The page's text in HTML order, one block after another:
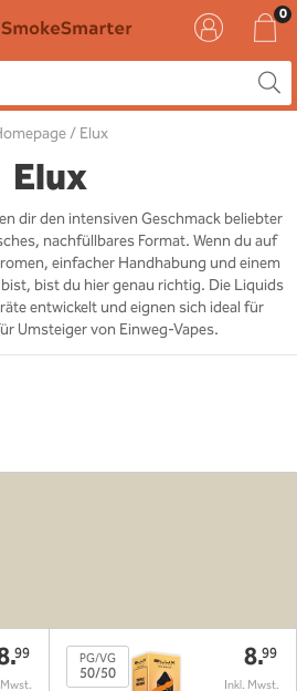
/ Elux
Elux
dir den intensiven Geschmack beliebter
nachfüllbares Format. Wenn du auf
einfacher Handhabung und einem
bist du hier genau richtig. Die Liquids
entwickelt und eignen sich ideal für
Umsteiger von Einweg-Vapes.
99 8.99
PG/VG
50/50